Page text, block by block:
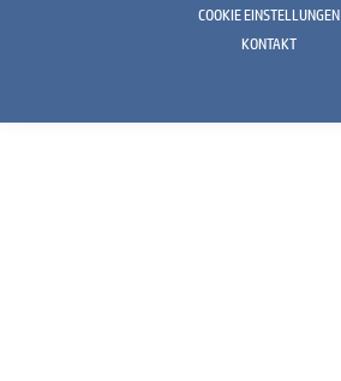
COOKIE EINSTELLUNGEN
KONTAKT